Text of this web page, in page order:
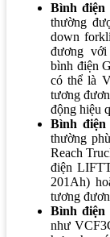
Bình điện
thường
down
đương
bình điện
có thể là
tương
động hiệu
Bình điện
thường
Reach
điện
201Ah)
tương
Bình điện
như